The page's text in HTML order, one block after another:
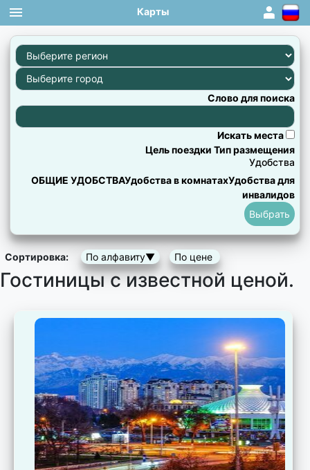
Карты 1
Слово для поиска
Искать места
Цель поездки Тип размещения
Удобства
ОБЩИЕ УДОБСТВАУдобства в комнатахУдобства для
инвалидов
Сортировка: По алфавиту▼ По цене
Гостиницы с известной ценой.
×
×
×
×
×
×
×
×
×
×
×
×
×
×
×
×
×
×
×
×
×
×
×
×
×
×
×
×
×
×
×
×
×
×
×
×
×
×
×
×
×
×
×
×
×
×
×
×
×
×
×
×
×
×
×
×
×
×
×
×
×
×
×
×
×
×
×
×
×
×
×
×
×
×
×
×
×
×
×
×
×
×
×
×
×
×
×
×
×
×
×
×
×
×
×
×
×
×
×
×
×
×
×
×
×
×
×
×
×
×
×
×
×
×
×
×
×
×
×
×
×
×
×
×
×
×
×
×
×
×
×
×
×
×
×
×
×
×
×
×
×
×
×
×
×
×
×
×
×
×
×
×
×
×
×
×
×
×
×
×
×
×
×
×
×
×
×
×
×
×
×
×
×
×
×
×
×
×
×
×
×
×
×
×
×
×
×
×